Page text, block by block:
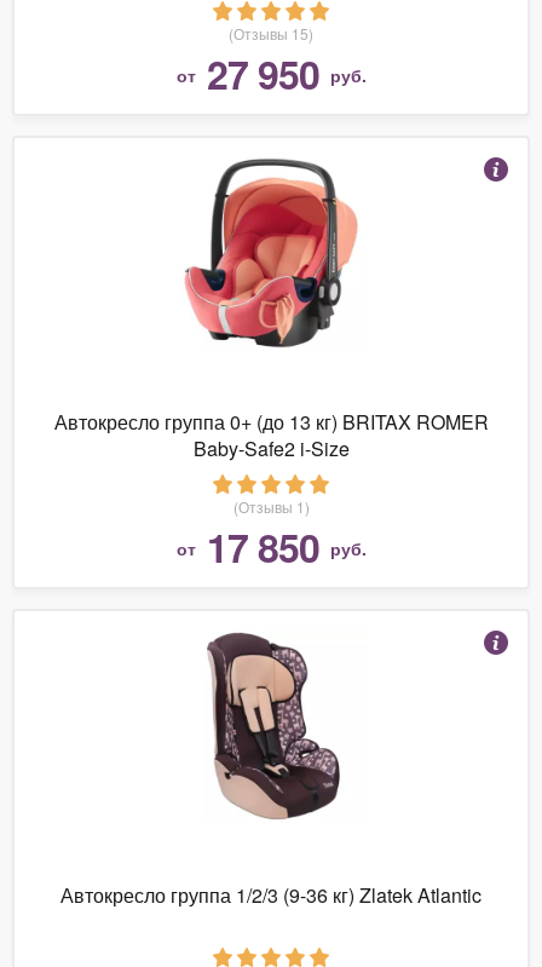
(Отзывы 15)
от 27 950 руб.
Автокресло группа 0+ (до 13 кг) BRITAX ROMER
Baby-Safe2 i-Size
(Отзывы 1)
от 17 850 руб.
Автокресло группа 1/2/3 (9-36 кг) Zlatek Atlantic